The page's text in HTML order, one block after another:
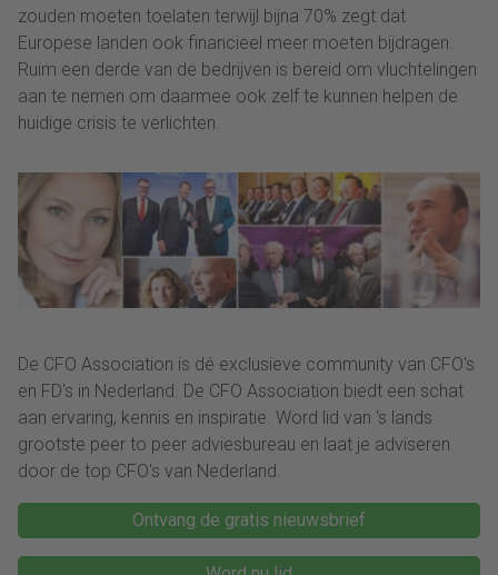
zouden moeten toelaten terwijl bijna 70% zegt dat
Europese landen ook financieel meer moeten bijdragen.
Ruim een derde van de bedrijven is bereid om vluchtelingen
aan te nemen om daarmee ook zelf te kunnen helpen de
huidige crisis te verlichten.
De CFO Association is dé exclusieve community van CFO's
en FD's in Nederland. De CFO Association biedt een schat
aan ervaring, kennis en inspiratie. Word lid van ‘s lands
grootste peer to peer adviesbureau en laat je adviseren
door de top CFO's van Nederland.
Ontvang de gratis nieuwsbrief